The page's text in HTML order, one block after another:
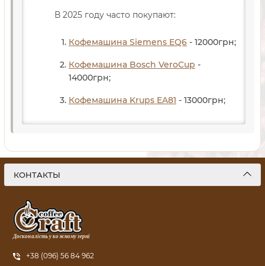
В 2025 году часто покупают:
Кофемашина Siemens EQ6 - 12000грн;
Кофемашина Bosch VeroCup -
14000грн;
Кофемашина Krups EA81 - 13000грн;
КОНТАКТЫ
Досконалість у кожному зерні
+38 (096) 56 84 962